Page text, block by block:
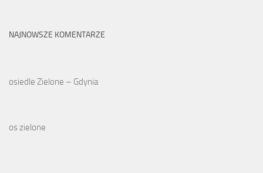
NAJNOWSZE KOMENTARZE
osiedle Zielone – Gdynia
os zielone